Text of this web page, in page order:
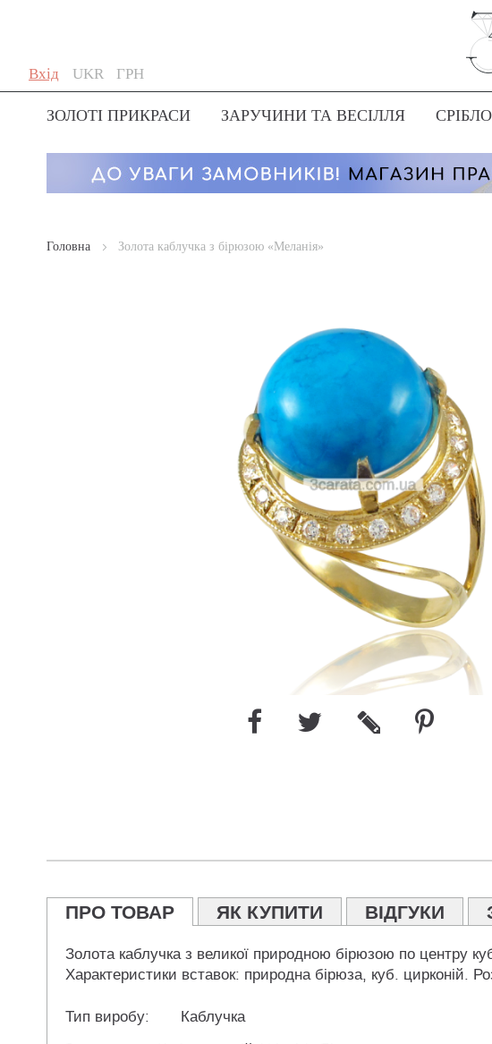
Вхід
Skip
to
Content
Мова
UKR Валюта
ГРН
ЗОЛОТІ ПРИКРАСИ ЗАРУЧИНИ ТА ВЕСІЛЛЯ СРІБЛО
Головна Золота каблучка з бірюзою «Меланія»
ПРО ТОВАР ЯК КУПИТИ ВІДГУКИ
Золота каблучка з великої природною бірюзою по центру
Характеристики вставок: природна бірюза, куб. цирконій.
Тип виробу: Каблучка